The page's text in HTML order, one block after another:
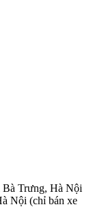
Trưng, Hà Nội
Nội (chỉ bán xe